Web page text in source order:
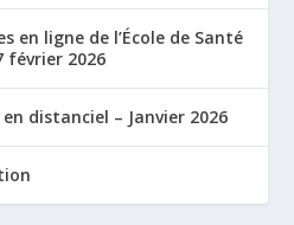
en ligne de l’École de Santé
février 2026
distanciel – Janvier 2026